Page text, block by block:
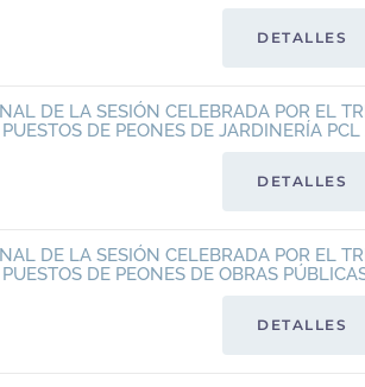
DETALLES
DE LA SESIÓN CELEBRADA POR EL
DE PEONES DE JARDINERÍA PCL
DETALLES
DE LA SESIÓN CELEBRADA POR EL
DE PEONES DE OBRAS
DETALLES